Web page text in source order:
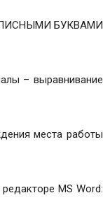
БУКВАМИ
– выравнивание
места работы
MS Word: